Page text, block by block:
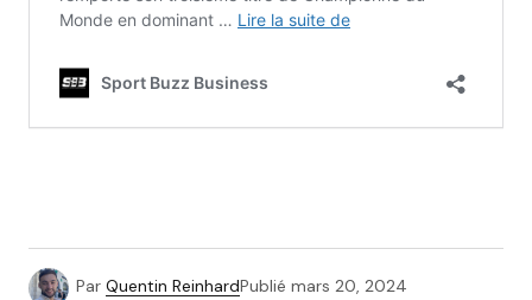
Par Quentin ReinhardPublié mars 20, 2024